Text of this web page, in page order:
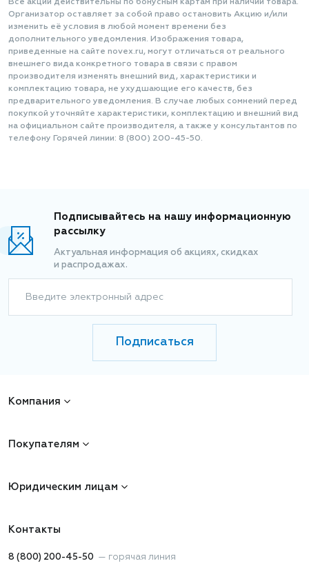
Все акции действительны по бонусным картам при наличии товара.
Организатор оставляет за собой право остановить Акцию и/или
изменить её условия в любой момент времени без
дополнительного уведомления. Изображения товара,
приведенные на сайте novex.ru, могут отличаться от реального
внешнего вида конкретного товара в связи с правом
производителя изменять внешний вид, характеристики и
комплектацию товара, не ухудшающие его качеств, без
предварительного уведомления. В случае любых сомнений перед
покупкой уточняйте характеристики, комплектацию и внешний вид
на официальном сайте производителя, а также у консультантов по
телефону Горячей линии: 8 (800) 200-45-50.
Подписывайтесь на нашу информационную
рассылку
Актуальная информация об акциях, скидках
и распродажах.
Введите электронный адрес
Подписаться
Компания
Покупателям
Юридическим лицам
Контакты
8 (800) 200-45-50 — горячая линия